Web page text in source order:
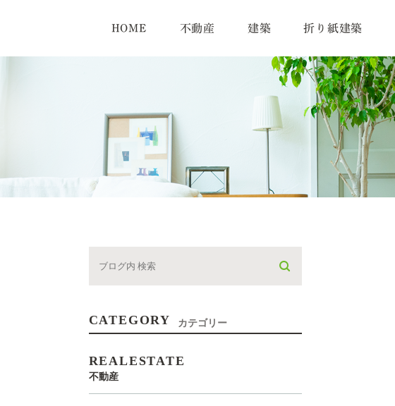
HOME 不動産 建築 折り紙建築
CATEGORY カテゴリー
REALESTATE
不動産